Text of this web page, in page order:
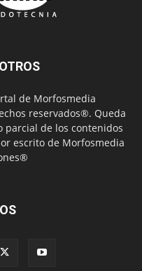
de Morfosmedia
reservados®. Queda
de los contenidos
escrito de Morfosmedia